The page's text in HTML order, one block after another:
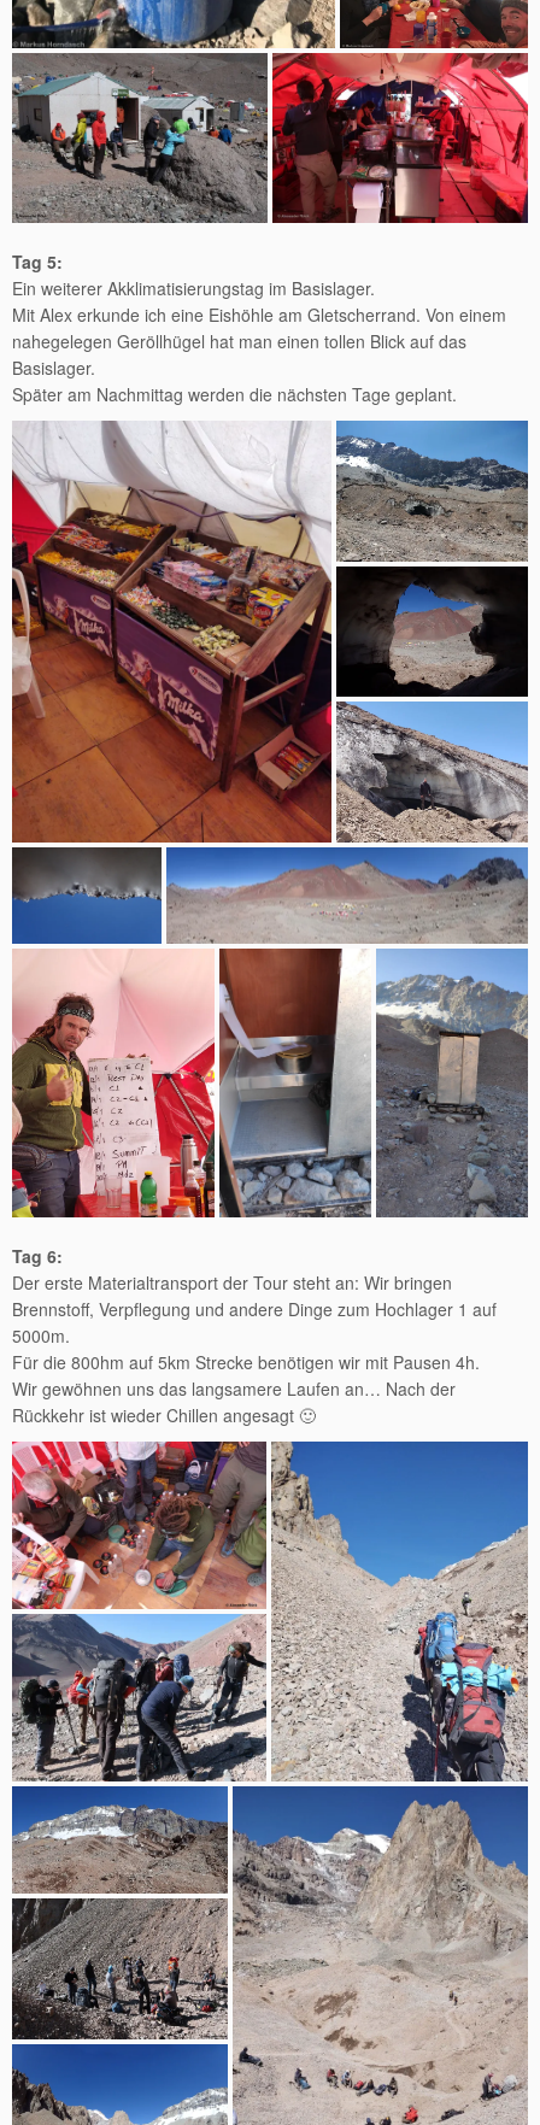
Tag 5:
Ein weiterer Akklimatisierungstag im Basislager.
Mit Alex erkunde ich eine Eishöhle am Gletscherrand. Von einem
nahegelegen Geröllhügel hat man einen tollen Blick auf das
Basislager.
Später am Nachmittag werden die nächsten Tage geplant.
Tag 6:
Der erste Materialtransport der Tour steht an: Wir bringen
Brennstoff, Verpflegung und andere Dinge zum Hochlager 1 auf
5000m.
Für die 800hm auf 5km Strecke benötigen wir mit Pausen 4h.
Wir gewöhnen uns das langsamere Laufen an… Nach der
Rückkehr ist wieder Chillen angesagt 🙂